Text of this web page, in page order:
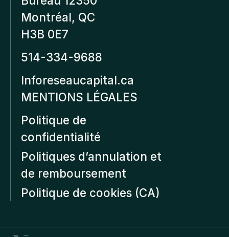
Montréal, QC
H3B 0E7
514-334-9688
Inforeseaucapital.ca
MENTIONS LÉGALES
Politique de
confidentialité
Politiques d’annulation et
de remboursement
Politique de cookies (CA)